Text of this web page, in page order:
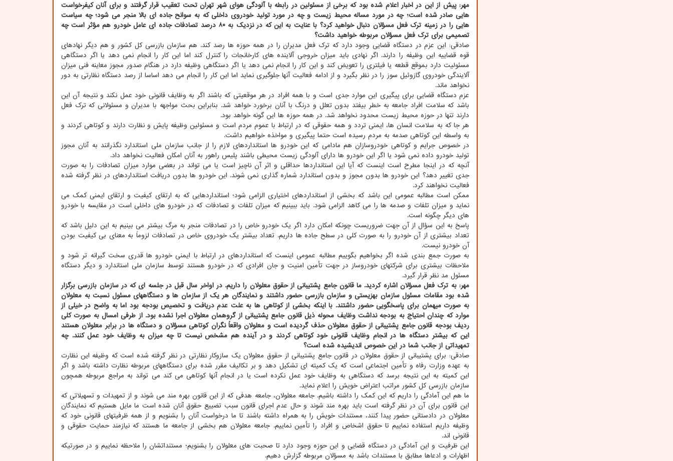
مهر: پیش از این در اخبار اعلام شده بود که برخی از مسئولین در رابطه با آلودگی هوای شهر تهران تحت تعقیب قرار گرفتند و برای آنان کیفرخواست
هایی صادر شده است؛ چه در مورد مساله محیط زیست و چه در مورد تولید خودروی داخلی که به سوانح جاده ای بالا منجر می شود؛ چه سیاست
هایی را در زمینه ترک فعل مسؤلان دنبال خواهید کرد؟ با عنایت به این که در نزدیک به ۸۰
درصد تصادفات جاده ای عامل خودرو هم مؤثر است چه
تصمیمی برای ترک فعل مسؤلان مربوطه خواهید داشت؟
صادقی: این عزم در دستگاه قضایی وجود دارد که ترک فعل مدیران را در همه حوزه ها رصد کند. هم سازمان بازرسی کل کشور و هم دیگر نهادهای
قوه قضاییه این وظیفه را دارند. اگر نهادی باید میزان خروجی آلاینده های کارخانجات را کنترل کند اما این کار را انجام نمی دهد یا اگر دستگاهی
مسئولیت دارد بموقع قطعه یا فیلتری را تعویض کند و این کار را انجام نمی دهد یا اگر دستگاهی وظیفه دارد در هنگام صدور مجوز معاینه فنی میزان
آلایندگی خودروی گازوئیل سوز را در نظر بگیرد و از ادامه فعالیت آنها جلوگیری نماید اما این کار را انجام می دهد اساسا از رصد دستگاه نظارتی به دور
نخواهد ماند.
عزم دستگاه قضایی برای پیگیری این موارد جدی است و با همه افراد در هر موقعیتی که باشند اگر به وظایف قانونی خود عمل نکند و نتیجه آن این
باشد که سلامت افراد جامعه به خطر بیفتد بدون تعلل و درنگ با آنان برخورد خواهد شد. بنابراین بحث مواجهه با مدیران و مسئولانی که ترک فعل
دارند تنها در حوزه محیط زیست محدود نخواهد شد. در همه حوزه ها این گونه خواهد بود.
هر جا که به سلامت انسان ها، ایمنی تردد و همه حقوقی که در ارتباط با عموم مردم است و مسئولین وظیفه پایش و نظارت دارند و کوتاهی کردند و
به واسطه این کوتاهی صدمه به مردم رسیده است حتما پیگیری و مواخذه خواهیم داشت.
در خصوص جرایم و کوتاهی خودروسازان هم مادامی که این خودرو ها استانداردهای لازم را از جانب سازمان ملی استاندارد نگذرانند به آنان مجوز
تولید خودرو داده نمی شود یا اگر این خودرو ها دارای آلودگی زیست محیطی باشند پلیس راهور به آنان امکان فعالیت نخواهد داد.
آنچه که در اینجا مطرح است اینست که آیا این استانداردها حداقلی و اثر آن ناچیز است یا می تواند در بعضی موارد میزان تصادفات را به صورت
جدی تغییر دهد؟ این خودرو ها بدون مجوز و بدون استاندارد شماره گذاری نمی شوند. این خودرو ها بدون دریافت استانداردهای در نظر گرفته شده
فعالیت نخواهند کرد.
ممکن است مطالبه عمومی این باشد که بخشی از استانداردهای اختیاری الزامی شود؛ استانداردهایی که به ارتقای کیفیت و ارتقای ایمنی کمک می
نماید و میزان تلفات و صدمه ها را می کاهد الزامی شود. باید ببینیم که میزان تلفات و تصادفات که در خودرو های داخلی است در مقایسه با خودرو
های دیگر چگونه است.
پاسخ به این سؤال از آن جهت ضروریست چونکه امکان دارد اگر یک خودرو خاص را در تصادفات منجر به مرگ بیشتر می بینیم به این دلیل باشد که
تعداد بیشتری از آن خودرو را به صورت کلی در سطح جاده ها داریم. تعداد بیشتر یک خودروی خاص در تصادفات لزوماً به معنای بی کیفیت بودن
آن خودرو نیست.
به صورت جمع بندی شده اگر بخواهیم بگوییم مطالبه عمومی اینست که استانداردهای در ارتباط با ایمنی خودرو ها قدری سخت گیرانه تر شود و
ملاحظات بیشتری برای شرکتهای خودروساز در جهت تأمین امنیت و جان افرادی که در خودرو هستند توسط سازمان ملی استاندارد و دیگر دستگاه
مسئول مد نظر قرار گیرد.
مهر: به ترک فعل مسؤلان اشاره کردید. ما قانون جامع پشتیبانی از حقوق معلولان را داریم. در اواخر سال قبل در جلسه ای که در سازمان بازرسی برگزار
شده بود مقامات مسئول سازمان بهزیستی و سازمان بازرسی حضور داشتند و نمایندگان هر یک از سازمان ها و دستگاههای مسئول نسبت به معلولان
به صورت میهمان برای پاسخگویی حضور داشتند. با اینکه بخشی از کوتاهی ها به علت عدم دریافت و تخصیص بودجه بود اما به واضح در خیلی از
موارد که چندان احتیاج به بودجه نداشت وظایف محوله ذیل قانون جامع پشتیبانی از گروهمان معلولان اجرا نشده بود. از طرفی امسال به صورت کلی
ردیف بودجه قانون جامع پشتیبانی از حقوق معلولان حذف گردیده است و معلولان واقعاً نگران کوتاهی مسؤلان و دستگاه ها در برابر معلولان هستند
این که بیشتر دستگاه ها در انجام وظایف قانونی خود کوتاهی کردند و در آینده هم مشخص نیست تا چه میزان به وظایف خود عمل کنند. چه
تمهیداتی از جانب شما در این خصوص اندیشیده شده است؟
صادقی: برای پشتیبانی از حقوق معلولان در قانون جامع پشتیبانی از حقوق معلولان یک سازوکار نظارتی در نظر گرفته شده است که وظیفه این نظارت
به عهده وزارت رفاه و تأمین اجتماعی است که یک کمیته ای تشکیل دهد و بر تکالیف مقرر شده برای دستگاههای مربوطه نظارت داشته باشد و اگر
این کمیته به این نتیجه برسد که دستگاهی به وظایف خود عمل نکرده است یا در انجام آنها کوتاهی می کند می تواند به مراجع مربوطه همچون
سازمان بازرسی کل کشور مراتب اعتراض خویش را اعلام نماید.
ما هم این آمادگی را داریم که این کمک را داشته باشیم. جامعه معلولان، جامعه هدفی که از این قانون بهره مند می شوند و از تمهیدات و تسهیلاتی که
این قانون برای آن در نظر گرفته است باید بهره مند شوند و حال عدم اجرای قانون سبب تضییع حقوق آنان شده است ما مایل هستیم که نمایندگان
معلولان در دادستانی حضور پیدا کنند، مستندات خویش را به همراه داشته باشند تا ما درخواست آنان را بشنویم و از همه ظرفیتهای قانونی خود که
وظیفه داریم استفاده نماییم تا حقوق اشخاص و افراد را تأمین نماییم. جامعه معلولان هم بخشی از جامعه ما هستند که نیازمند حمایت حقوقی و
قانونی اند.
این ظرفیت و این آمادگی در دستگاه قضایی و این حوزه وجود دارد تا صحبت های معلولان را بشنویم؛ مستنداتشان را ملاحظه نماییم و در صورتیکه
اظهارات و ادعاها مطابق با مستندات باشد به مسؤلان مربوطه گزارش دهیم.